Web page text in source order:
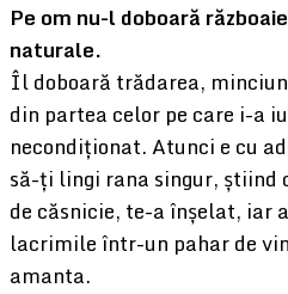
Pe om nu-l doboară
naturale.
Îl doboară trădarea,
din partea celor pe care i-a
necondiționat. Atunci e cu
să-ți lingi rana singur, știind
de căsnicie, te-a înșelat, iar
lacrimile într-un pahar de
amanta.